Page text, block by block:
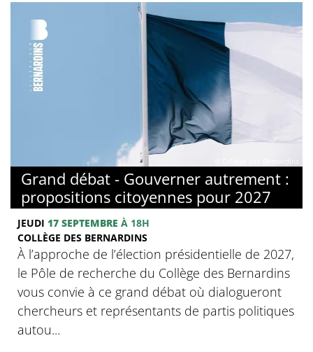
Grand débat - Gouverner autrement :
propositions citoyennes pour 2027
JEUDI 17 SEPTEMBRE À 18H
COLLÈGE DES BERNARDINS
À l’approche de l’élection présidentielle de 2027,
le Pôle de recherche du Collège des Bernardins
vous convie à ce grand débat où dialogueront
chercheurs et représentants de partis politiques
autou...